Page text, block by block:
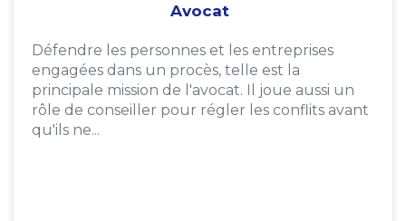
Avocat
Défendre les personnes et les entreprises
engagées dans un procès, telle est la
principale mission de l'avocat. Il joue aussi un
rôle de conseiller pour régler les conflits avant
qu'ils ne...